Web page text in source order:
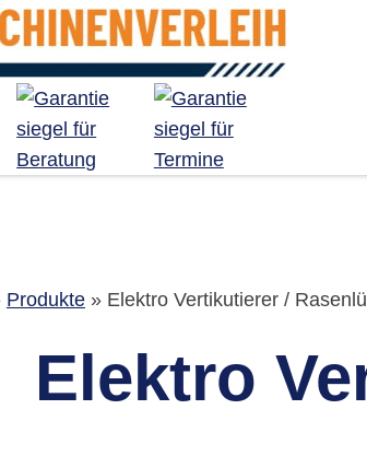
Produkte» Elektro Vertikutierer /
Elektro